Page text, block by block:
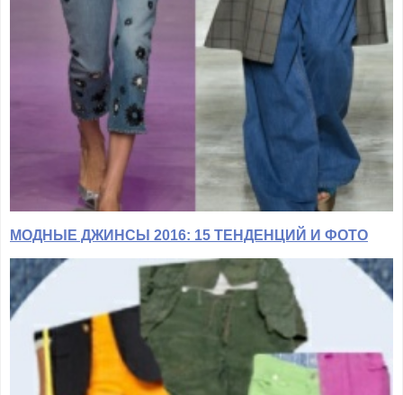
МОДНЫЕ ДЖИНСЫ 2016: 15 ТЕНДЕНЦИЙ И ФОТО